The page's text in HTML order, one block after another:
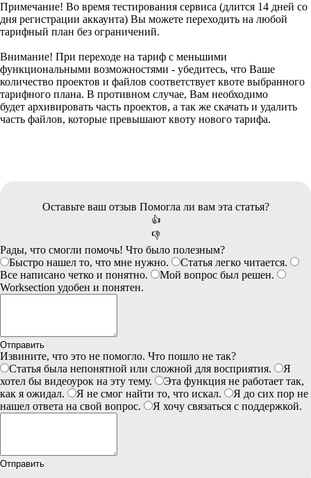
Примечание! Во время тестирования сервиса (длится 14 дней со
дня регистрации аккаунта) Вы можете переходить на любой
тарифный план без ограничений.
Внимание! При переходе на тариф с меньшими
функциональными возможностями - убедитесь, что Ваше
количество проектов и файлов соответствует квоте выбранного
тарифного плана. В противном случае, Вам необходимо
будет архивировать часть проектов, а так же скачать и удалить
часть файлов, которые превышают квоту нового тарифа.
Оставьте ваш отзыв Помогла ли вам эта статья?
👍
👎
Рады, что смогли помочь! Что было полезным?
Быстро нашел то, что мне нужно.
Статья легко читается.
Все написано четко и понятно.
Мой вопрос был решен.
Worksection удобен и понятен.
Отправить
Извините, что это не помогло. Что пошло не так?
Статья была непонятной или сложной для восприятия.
Я
хотел бы видеоурок на эту тему.
Эта функция не работает так,
как я ожидал.
Я не смог найти то, что искал.
Я до сих пор не
нашел ответа на свой вопрос.
Я хочу связаться с поддержкой.
Отправить